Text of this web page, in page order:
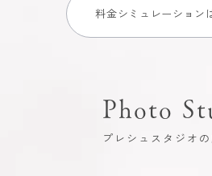
料金シミュレーション
Photo
プレシュスタジオ